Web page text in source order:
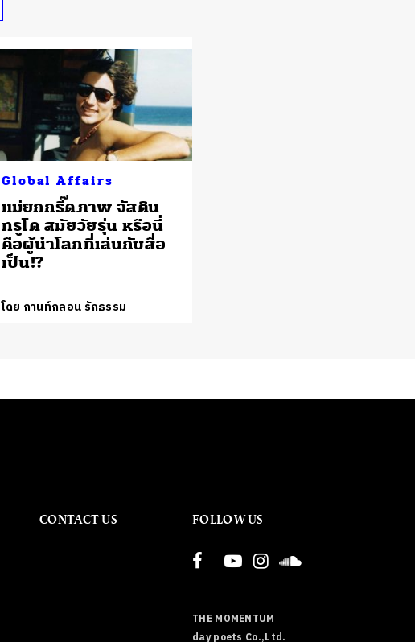
Global Affairs
แม่ยกกรี๊ดภาพ จัสติน
ทรูโด สมัยวัยรุ่น หรือนี่
คือผู้นำโลกที่เล่นกับสื่อ
เป็น!?
โดย กานท์กลอน รักธรรม
CONTACT US FOLLOW US
THE MOMENTUM
day poets Co.,Ltd.